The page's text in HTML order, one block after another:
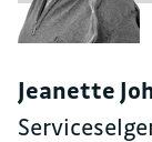
Jeanette